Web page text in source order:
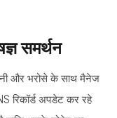
समर्थन
और भरोसे के साथ मैनेज
रिकॉर्ड अपडेट कर रहे